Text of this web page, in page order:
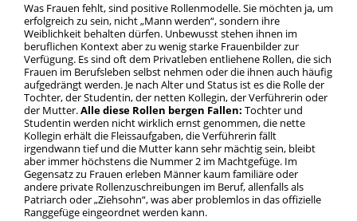
Was Frauen fehlt, sind positive Rollenmodelle. Sie möchten ja, um
erfolgreich zu sein, nicht „Mann werden“, sondern ihre
Weiblichkeit behalten dürfen. Unbewusst stehen ihnen im
beruflichen Kontext aber zu wenig starke Frauenbilder zur
Verfügung. Es sind oft dem Privatleben entliehene Rollen, die sich
Frauen im Berufsleben selbst nehmen oder die ihnen auch häufig
aufgedrängt werden. Je nach Alter und Status ist es die Rolle der
Tochter, der Studentin, der netten Kollegin, der Verführerin oder
der Mutter.Alle diese Rollen bergen Fallen: Tochter und
Studentin werden nicht wirklich ernst genommen, die nette
Kollegin erhält die Fleissaufgaben, die Verführerin fällt
irgendwann tief und die Mutter kann sehr mächtig sein, bleibt
aber immer höchstens die Nummer 2 im Machtgefüge. Im
Gegensatz zu Frauen erleben Männer kaum familiäre oder
andere private Rollenzuschreibungen im Beruf, allenfalls als
Patriarch oder „Ziehsohn“, was aber problemlos in das offizielle
Ranggefüge eingeordnet werden kann.